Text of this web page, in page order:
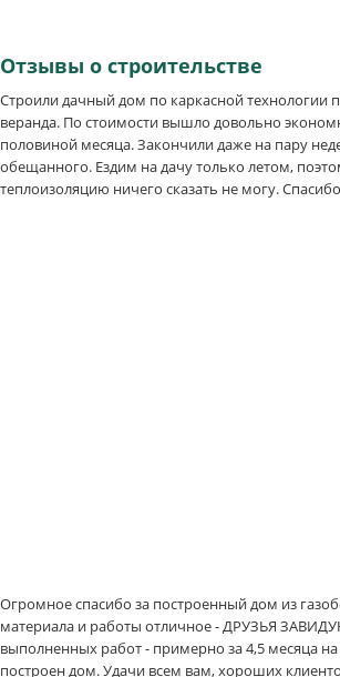
Отзывы о строительстве
Строили дачный дом по каркасной технологии
веранда. По стоимости вышло довольно
половиной месяца. Закончили даже на пару
обещанного. Ездим на дачу только летом,
теплоизоляцию ничего сказать не могу. Спасибо
Огромное спасибо за построенный дом из
материала и работы отличное - ДРУЗЬЯ
выполненных работ - примерно за 4,5 месяца
построен дом. Удачи всем вам, хороших